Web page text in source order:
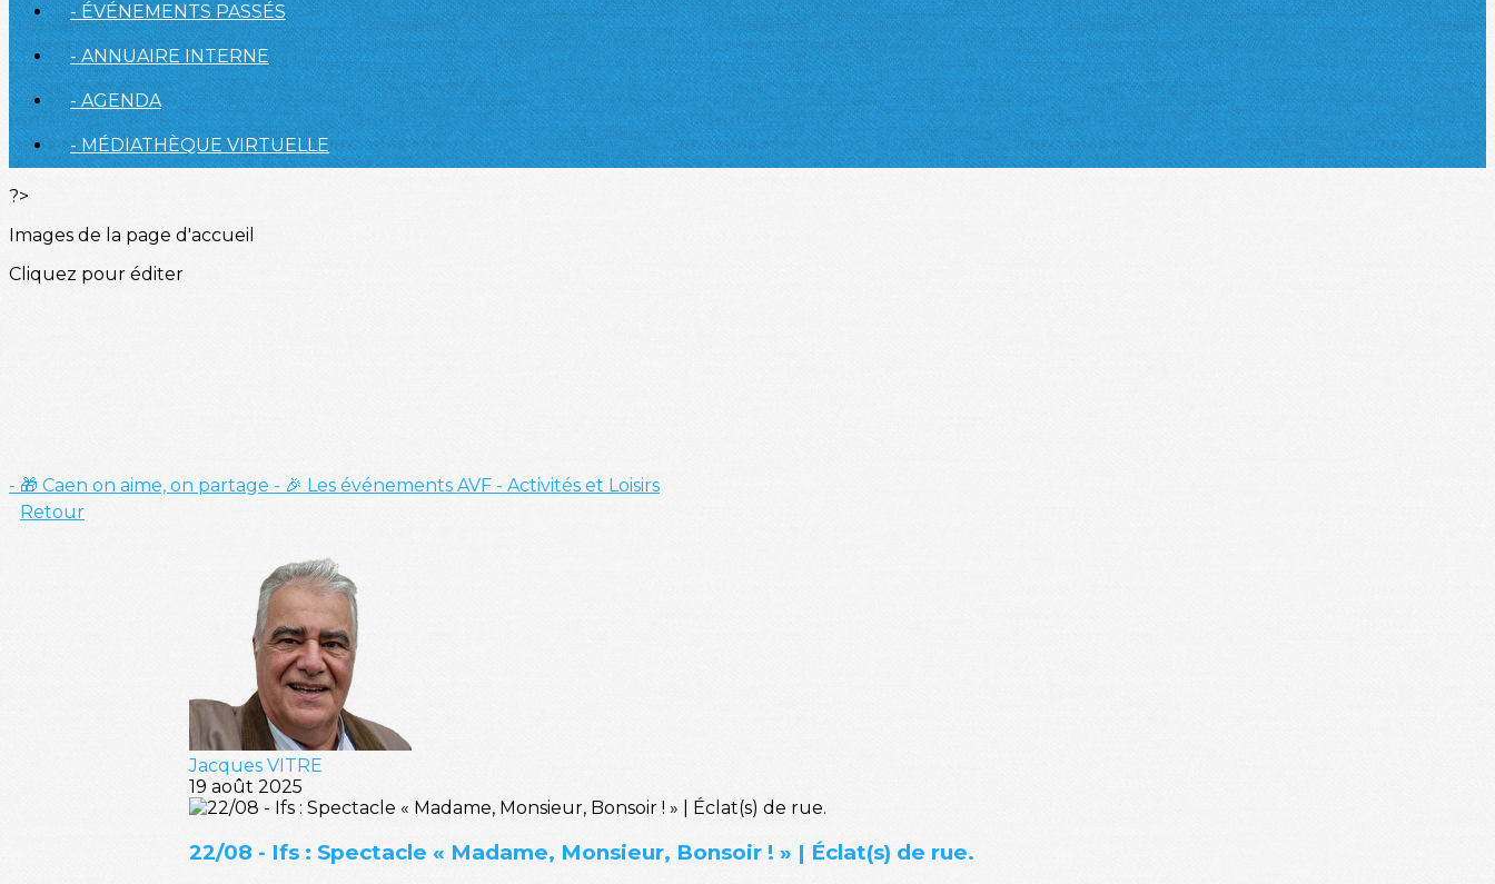
- ÉVÉNEMENTS PASSÉS
- ANNUAIRE INTERNE
- AGENDA
- MÉDIATHÈQUE VIRTUELLE
?>
Images de la page d'accueil
Cliquez pour éditer
- 🎁 Caen on aime, on partage - 🎉 Les événements AVF - Activités et Loisirs
Retour
Jacques VITRE
19 août 2025
22/08 - Ifs : Spectacle « Madame, Monsieur, Bonsoir ! » | Éclat(s) de rue.